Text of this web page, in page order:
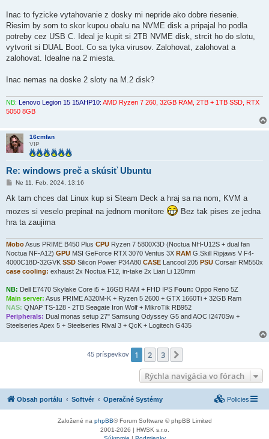
e
o
k
Inac to fyzicke vytahovanie z dosky mi nepride ako dobre riesenie.
Riesim by som to skor kupou obalu na NVME disk a pripajal ho podla
potreby cez USB C. Ideal je kupit si 2TB NVME disk, strcit ho do slotu,
vytvorit si DUAL Boot. Co sa tyka virusov. Zalohovat, zalohovat a
zalohovat. Idealne na 2 miesta.
Inac nemas na doske 2 sloty na M.2 disk?
NB: Lenovo Legion 15 15AHP10: AMD Ryzen 7 260, 32GB RAM, 2TB + 1TB SSD, RTX
5050 8GB
16cmfan
VIP
Re: windows preč a skúsiť Ubuntu
P
í
p
v
k
Ne 11. Feb, 2024, 13:16
Ak tam chces dat Linux kup si Steam Deck a hraj sa na nom, KVM a
mozes si veselo prepinat na jednom monitore
Bez tak pises ze jedna
hra ta zaujima
MoboAsus PRIME B450 Plus CPU Ryzen 7 5800X3D (Noctua NH-U12S + dual fan
Noctua NF-A12) GPU MSI GeForce RTX 3070 Ventus 3X RAM G.Skill Ripjaws V F4-
4000C18D-32GVK SSD Silicon Power P34A80 CASE Lancool 205 PSU Corsair RM550x
case cooling: exhaust 2x Noctua F12, in-take 2x Lian Li 120mm
NB: Dell E7470 Skylake Core i5 + 16GB RAM + FHD IPS Foun: Oppo Reno 5Z
Main server: Asus PRIME A320M-K + Ryzen 5 2600 + GTX 1660Ti + 32GB Ram
NAS: QNAP TS-128 - 2TB Seagate Iron Wolf + MikroTik RB952
Peripherals: Dual monas setup 27" Samsung Odyssey G5 and AOC I2470Sw +
Steelseries Apex 5 + Steelseries Rival 3 + QcK + Logitech G435
45 príspevkov 1 2 3
Rýchla navigácia vo fórach
Obsah portálu Softvér Operačné Systémy Policies
Založené na phpBB® Forum Software © phpBB Limited
2001-2026 | HWSK s.r.o.